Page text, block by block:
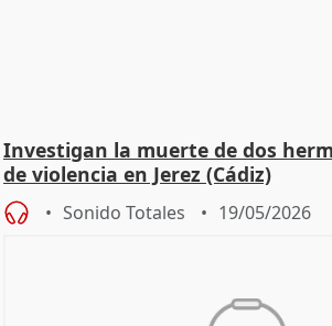
Investigan la muerte de dos
de violencia en Jerez (Cádiz)
Sonido Totales 19/05/2026